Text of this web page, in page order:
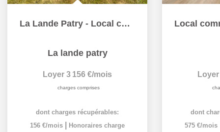
La Lande Patry - Local commercial
La lande patry
Loyer 3 156 €/mois
charges comprises
dont charges récupérables:
156 €/mois
Honoraires charge
dont
575 €/mois